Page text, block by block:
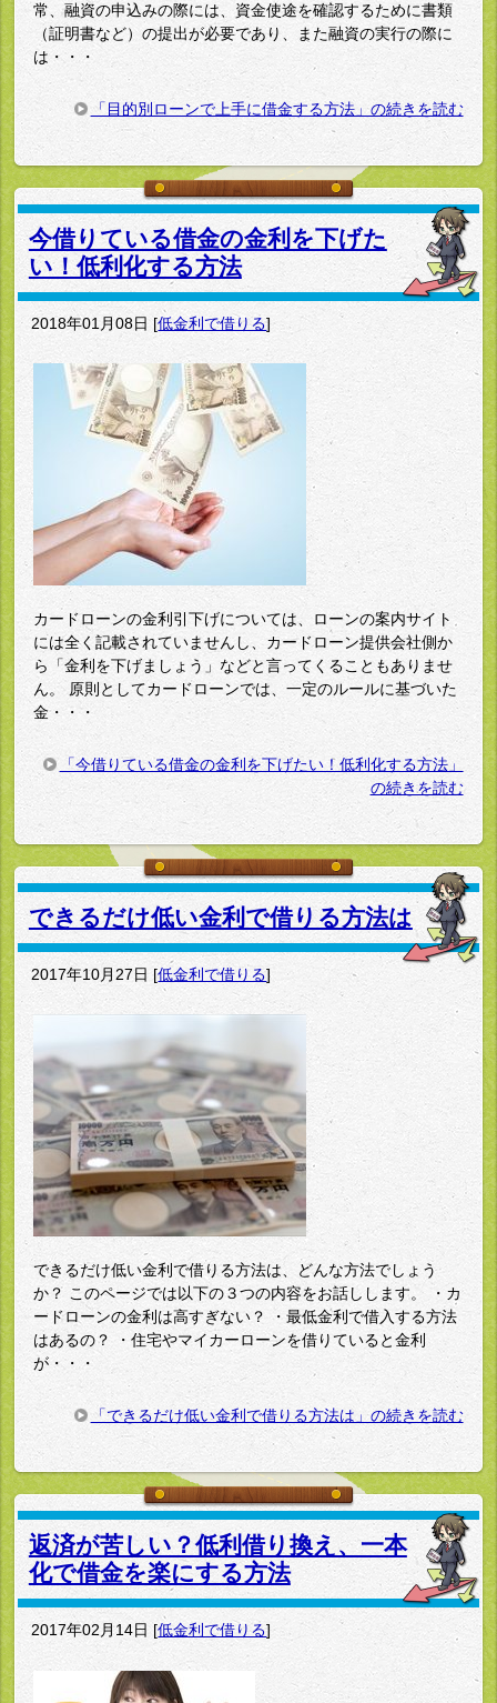
常、融資の申込みの際には、資金使途を確認するために書類
（証明書など）の提出が必要であり、また融資の実行の際に
は・・・
「目的別ローンで上手に借金する方法」の続きを読む
今借りている借金の金利を下げた
い！低利化する方法
2018年01月08日 [低金利で借りる]
カードローンの金利引下げについては、ローンの案内サイト
には全く記載されていませんし、カードローン提供会社側か
ら「金利を下げましょう」などと言ってくることもありませ
ん。 原則としてカードローンでは、一定のルールに基づいた
金・・・
「今借りている借金の金利を下げたい！低利化する方法」
の続きを読む
できるだけ低い金利で借りる方法は
2017年10月27日 [低金利で借りる]
できるだけ低い金利で借りる方法は、どんな方法でしょう
か？ このページでは以下の３つの内容をお話しします。 ・カ
ードローンの金利は高すぎない？ ・最低金利で借入する方法
はあるの？ ・住宅やマイカーローンを借りていると金利
が・・・
「できるだけ低い金利で借りる方法は」の続きを読む
返済が苦しい？低利借り換え、一本
化で借金を楽にする方法
2017年02月14日 [低金利で借りる]